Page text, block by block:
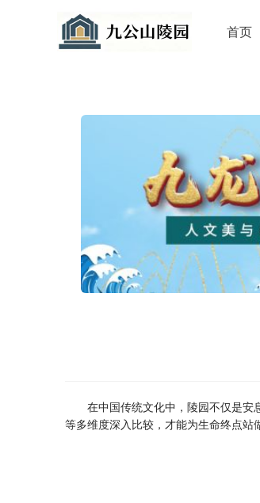
首页
在中国传统文化中，陵园不仅是
等多维度深入比较，才能为生命终点站